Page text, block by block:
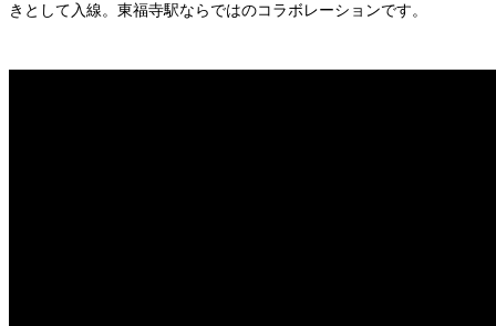
きとして入線。東福寺駅ならではのコラボレーションです。